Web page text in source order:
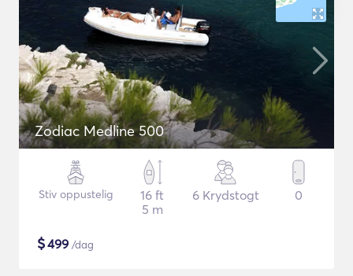
Zodiac Medline 500
Stiv oppustelig
16 ft
5 m
6 Krydstogt 0
$499 /dag